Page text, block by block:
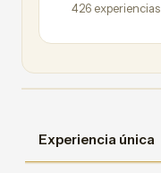
426 experiencias
Experiencia única